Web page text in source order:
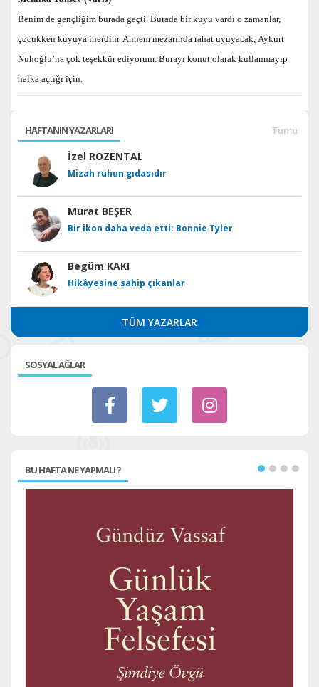
Benim de gençliğim burada geçti. Burada bir kuyu vardı o zamanlar,
çocukken kuyuya inerdim. Annem mezarında rahat uyuyacak, Aykurt
Nuhoğlu’na çok teşekkür ediyorum. Burayı konut olarak kullanmayıp
halka açtığı için.
HAFTANIN YAZARLARI Tümü
İzel ROZENTAL
Mizah ruhun gıdasıdır
Murat BEŞER
Bir ikon daha veda etti: Bonnie Tyler
Begüm KAKI
Hikâyesine sahip çıkanlar
TÜM YAZARLAR
SOSYAL AĞLAR
BU HAFTA NE YAPMALI ?